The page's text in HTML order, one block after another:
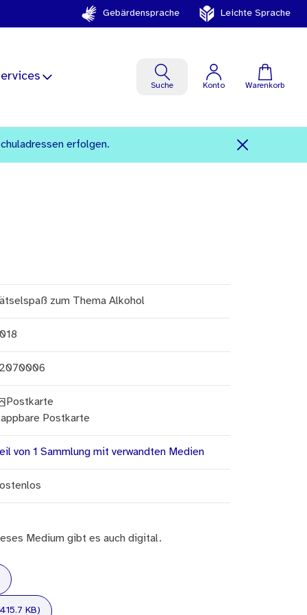
Gebärdensprache Leichte Sprache
Suche Konto Warenkorb
erfolgen.
zum Thema Alkohol
Postkarte
Postkarte
von 1 Sammlung mit verwandten Medien
Medium gibt es auch digital.
KB)